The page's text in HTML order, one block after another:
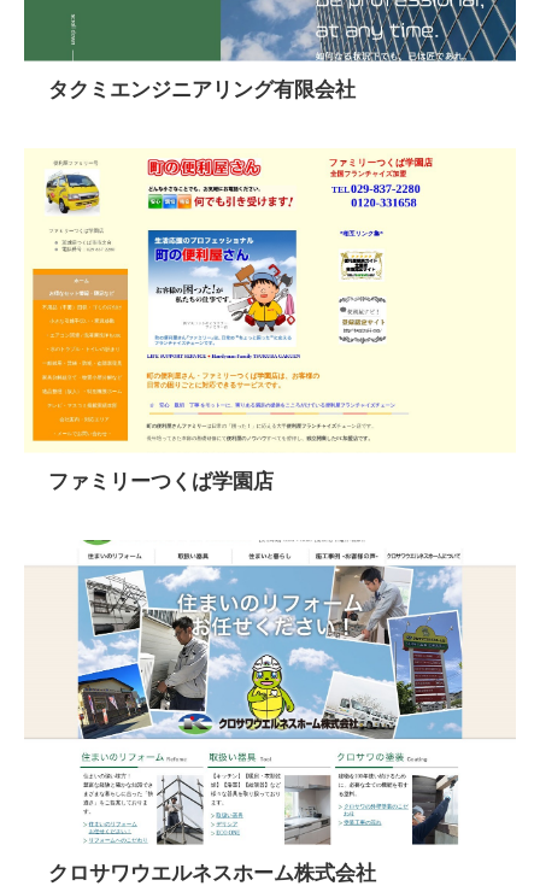
タクミエンジニアリング有限会社
ファミリーつくば学園店
クロサワウエルネスホーム株式会社